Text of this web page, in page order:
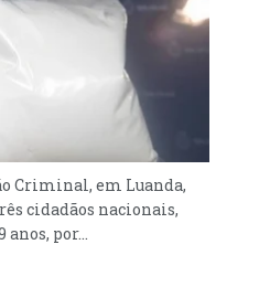
Criminal, em Luanda,
cidadãos nacionais,
por...